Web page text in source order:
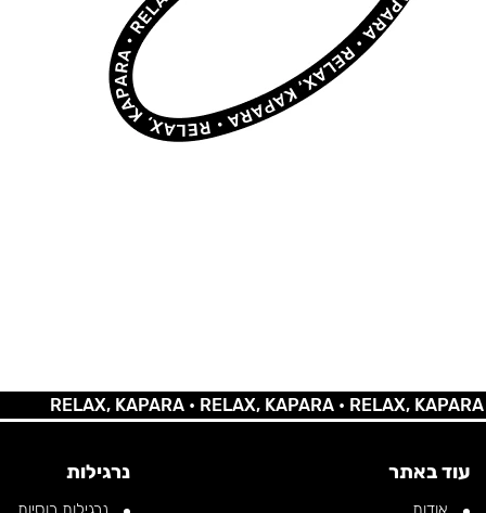
RELAX, KAPARA •RELAX, KAPARA •RELAX, KAPARA •
עוד באתר נרגילות